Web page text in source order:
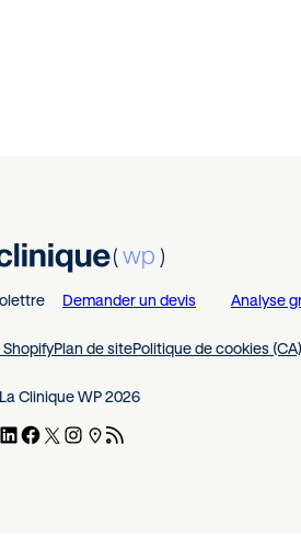
Demander un devis Analyse
ShopifyPlan de sitePolitique de cookies (CA)
Clinique WP 2026